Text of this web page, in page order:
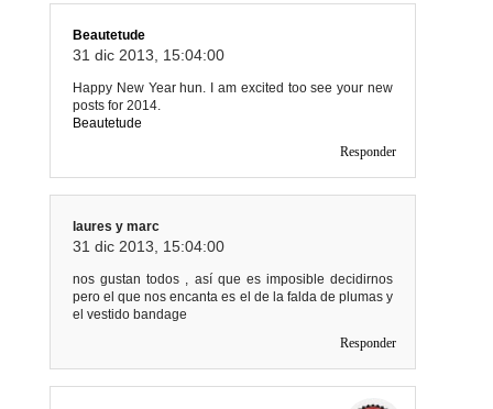
Beautetude
31 dic 2013, 15:04:00
Happy New Year hun. I am excited too see your new
posts for 2014.
Beautetude
Responder
laures y marc
31 dic 2013, 15:04:00
nos gustan todos , así que es imposible decidirnos
pero el que nos encanta es el de la falda de plumas y
el vestido bandage
Responder